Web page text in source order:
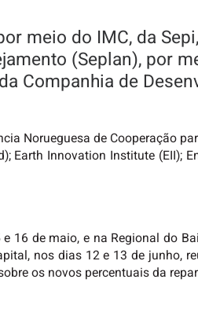
meio do IMC, da
(Seplan), por
Companhia de
Norueguesa de Cooperação
Innovation Institute (EII);
de maio, e na Regional do
nos dias 12 e 13 de junho,
os novos percentuais da